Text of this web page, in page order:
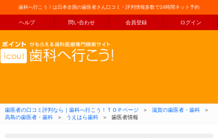
歯科へ行こう！は日本全国の歯医者さん口コミ・評判情報多数で24時間ネット予約
ヘルプ 問い合わせ 会員登録 ログイン
コンテンツへ移動
歯医者の口コミ評判なら｜歯科へ行こう！ＴＯＰページ ＞ 滋賀の歯医者・歯科
＞
高島の歯医者・歯科
＞ うえはら歯科 ＞ 歯医者情報